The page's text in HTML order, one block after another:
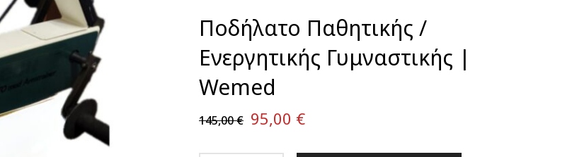
Ποδήλατο Παθητικής /
Ενεργητικής Γυμναστικής |
Wemed
145,00€ 95,00 €